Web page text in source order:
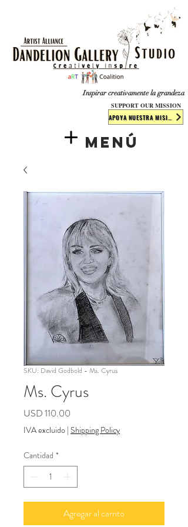
​​​Inspirar creativamente la grandeza
Menú
SUPPORT OUR MISSION
SKU: David Godbold - Ms. Cyrus
Ms. Cyrus
USD 110.00
IVA excluido | Shipping Policy
Cantidad *
Agregar al carrito